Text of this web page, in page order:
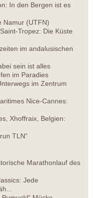
In den Bergen ist es
Namur (UTFN)
Tropez: Die Küste
im andalusischen
sein ist alles
im Paradies
im Zentrum
Nice-Cannes:
Xhoffraix, Belgien:
TLN“
Marathonlauf des
Jede